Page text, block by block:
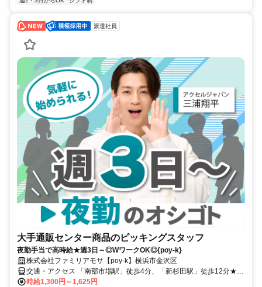
派遣社員
大手通販センター商品のピッキングスタッフ
夜勤手当で高時給★週3日～◎WワークOK◎{poy-k}
株式会社ファミリアモサ【poy-k】横浜市金沢区
交通・アクセス 「南部市場駅」徒歩4分、「新杉田駅」徒歩12分★
車・バイク・バス・自転車通勤OK！
時給1,300円～1,625円